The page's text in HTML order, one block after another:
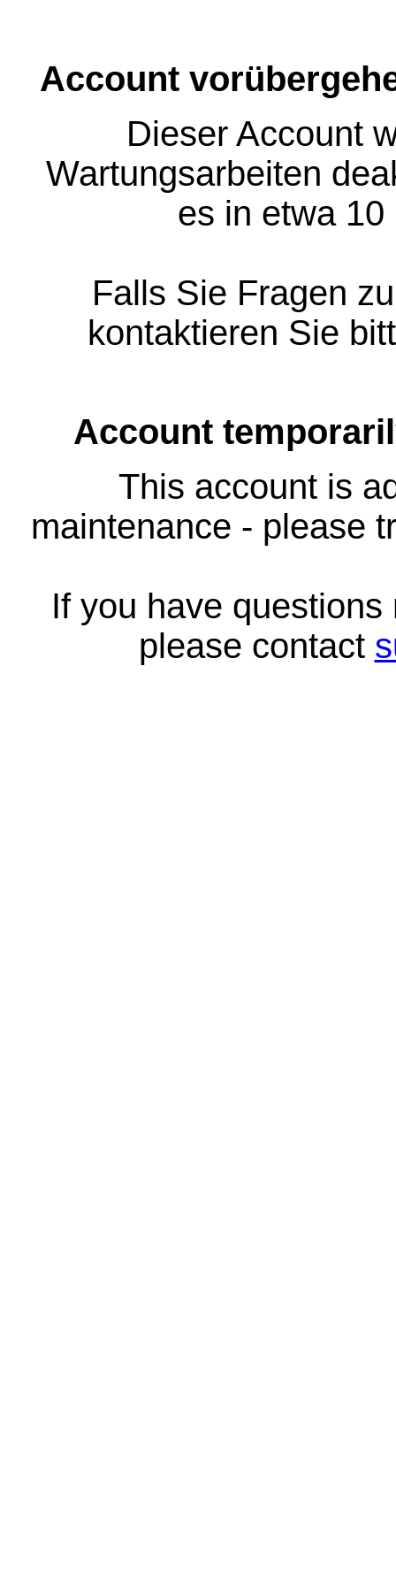
Account
Dieser Account
Wartungsarbeiten
es in etwa
Falls Sie Fragen
kontaktieren Sie
Account
This account is
maintenance - please
If you have
please contact